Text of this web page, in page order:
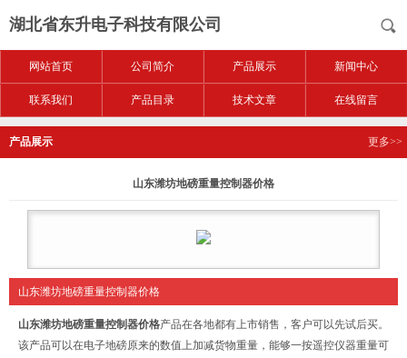
湖北省东升电子科技有限公司
网站首页 公司简介 产品展示 新闻中心
联系我们 产品目录 技术文章 在线留言
产品展示 更多>>
山东潍坊地磅重量控制器价格
山东潍坊地磅重量控制器价格
山东潍坊地磅重量控制器价格产品在各地都有上市销售，客户可以先试后买。
该产品可以在电子地磅原来的数值上加减货物重量，能够一按遥控仪器重量可